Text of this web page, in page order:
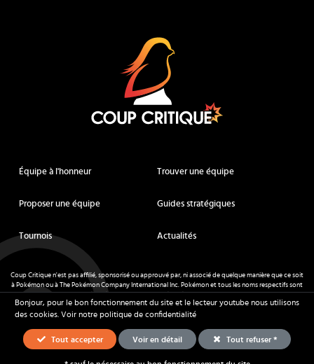
Équipe à l'honneur Trouver une équipe
Proposer une équipe Guides stratégiques
Tournois Actualités
Coup Critique n'est pas affilié, sponsorisé ou approuvé par, ni associé de quelque manière que ce soit
à Pokémon ou à The Pokémon Company International Inc. Pokémon et tous les noms respectifs sont
des marques déposées et des marques déposées. © de Nintendo 1996-2026.
Mentions légales - CGU- Tous droits réservés - Coup Critique
Bonjour, pour le bon fonctionnement du site et le lecteur youtube nous utilisons
des cookies. Voir notre politique de confidentialité
Tout accepter Voir en détail Tout refuser *